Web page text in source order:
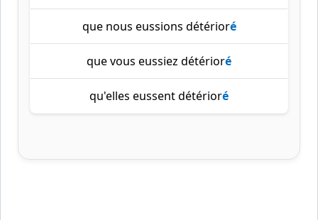
que nous eussions détérioré
que vous eussiez détérioré
qu'elles eussent détérioré